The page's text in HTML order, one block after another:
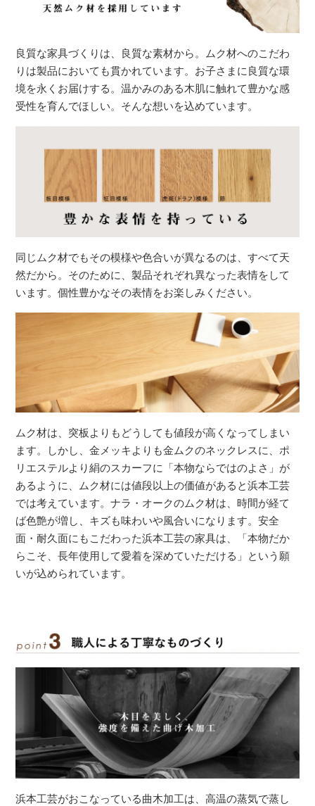
良質な家具づくりは、良質な素材から。ムク材へのこだわ
りは製品においても貫かれています。お子さまに良質な環
境を永くお届けする。温かみのある木肌に触れて豊かな感
受性を育んでほしい。そんな想いを込めています。
同じムク材でもその模様や色合いが異なるのは、すべて天
然だから。そのために、製品それぞれ異なった表情をして
います。個性豊かなその表情をお楽しみください。
ムク材は、突板よりもどうしても値段が高くなってしまい
ます。しかし、金メッキよりも金ムクのネックレスに、ポ
リエステルより絹のスカーフに「本物ならではのよさ」が
あるように、ムク材には値段以上の価値があると浜本工芸
では考えています。ナラ・オークのムク材は、時間が経て
ば色艶が増し、キズも味わいや風合いになります。安全
面・耐久面にもこだわった浜本工芸の家具は、「本物だか
らこそ、長年使用して愛着を深めていただける」という願
いが込められています。
浜本工芸がおこなっている曲木加工は、高温の蒸気で蒸し